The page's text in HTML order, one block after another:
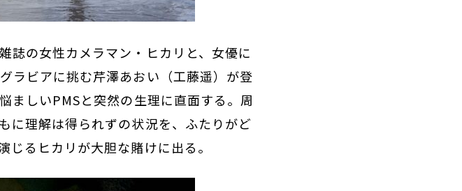
誌の女性カメラマン・ヒカリと、女優に
ラビアに挑む芹澤あおい（工藤遥）が登
ましいPMSと突然の生理に直面する。周
に理解は得られずの状況を、ふたりがど
るヒカリが大胆な賭けに出る。